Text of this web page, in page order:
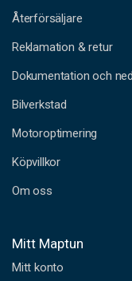
Återförsäljare
Reklamation & retur
Dokumentation och
Bilverkstad
Motoroptimering
Köpvillkor
Om oss
Mitt Maptun
Mitt konto